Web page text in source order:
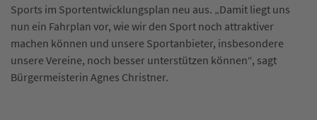
Sports im Sportentwicklungsplan neu aus. „Damit liegt uns
nun ein Fahrplan vor, wie wir den Sport noch attraktiver
machen können und unsere Sportanbieter, insbesondere
unsere Vereine, noch besser unterstützen können“, sagt
Bürgermeisterin Agnes Christner.